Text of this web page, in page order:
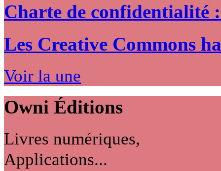
Charte de confidentialité
Les Creative Commons
Voir la une
Owni Éditions
Livres numériques,
Applications...